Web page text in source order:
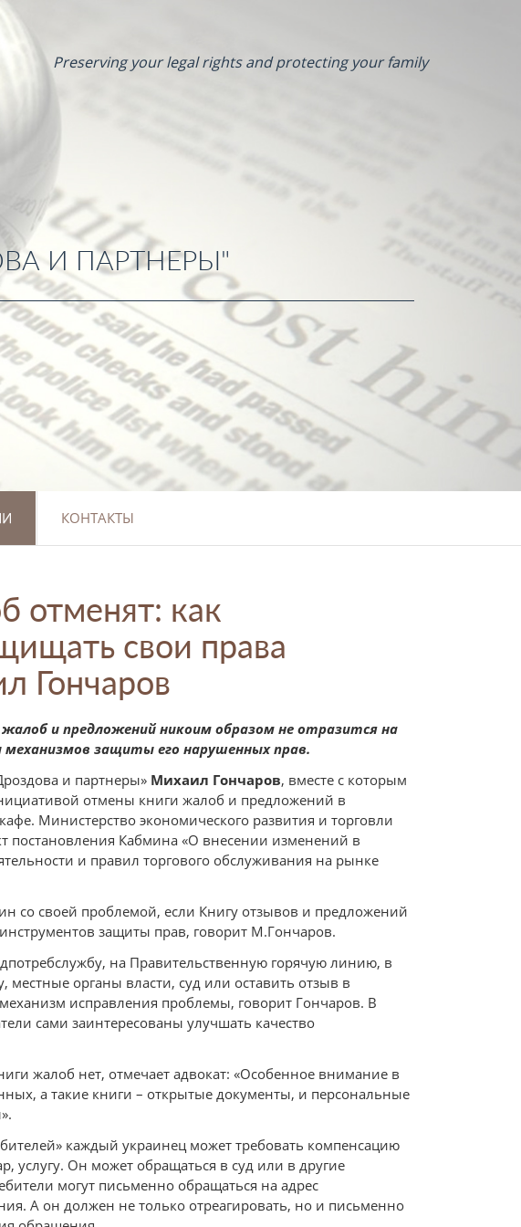
Preserving your legal rights and protecting your family
И ПАРТНЕРЫ"
КОНТАКТЫ
отменят: как
свои права
Гончаров
и предложений никоим образом не отразится на
механизмов защиты его нарушенных прав.
и партнеры» Михаил Гончаров, вместе с которым
отмены книги жалоб и предложений в
Министерство экономического развития и торговли
постановления Кабмина «О внесении изменений в
и правил торгового обслуживания на рынке
со своей проблемой, если Книгу отзывов и предложений
защиты прав, говорит М.Гончаров.
на Правительственную горячую линию, в
местные органы власти, суд или оставить отзыв в
исправления проблемы, говорит Гончаров. В
сами заинтересованы улучшать качество
жалоб нет, отмечает адвокат: «Особенное внимание в
а такие книги – открытые документы, и персональные
каждый украинец может требовать компенсацию
услугу. Он может обращаться в суд или в другие
могут письменно обращаться на адрес
А он должен не только отреагировать, но и письменно